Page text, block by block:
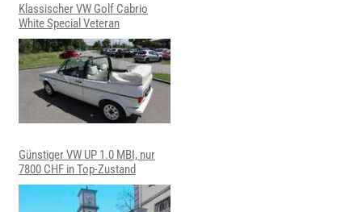
Klassischer VW Golf Cabrio
White Special Veteran
Günstiger VW UP 1.0 MBI, nur
7800 CHF in Top-Zustand